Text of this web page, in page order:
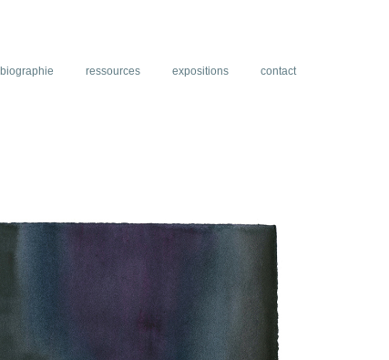
biographie ressources expositions contact